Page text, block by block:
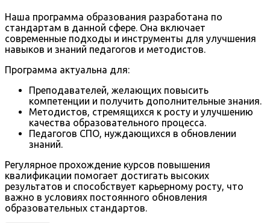
Наша программа образования разработана по
стандартам в данной сфере. Она включает
современные подходы и инструменты для улучшения
навыков и знаний педагогов и методистов.
Программа актуальна для:
Преподавателей, желающих повысить
компетенции и получить дополнительные знания.
Методистов, стремящихся к росту и улучшению
качества образовательного процесса.
Педагогов СПО, нуждающихся в обновлении
знаний.
Регулярное прохождение курсов повышения
квалификации помогает достигать высоких
результатов и способствует карьерному росту, что
важно в условиях постоянного обновления
образовательных стандартов.